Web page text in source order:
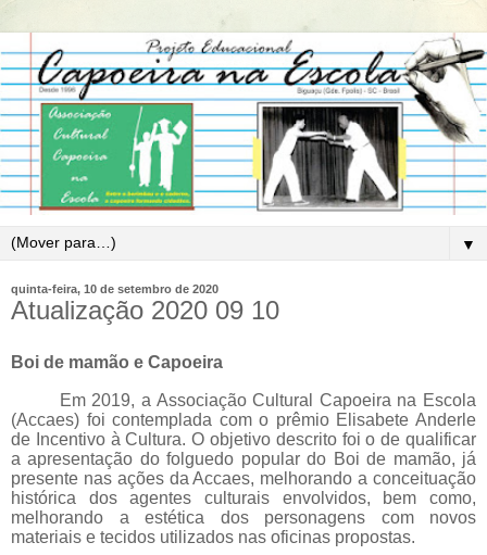
▼
quinta-feira, 10 de setembro de 2020
Atualização 2020 09 10
Boi de mamão e Capoeira
Em 2019, a Associação Cultural Capoeira na Escola
(Accaes) foi contemplada com o prêmio Elisabete Anderle
de Incentivo à Cultura. O objetivo descrito foi o de qualificar
a apresentação do folguedo popular do Boi de mamão, já
presente nas ações da Accaes, melhorando a conceituação
histórica dos agentes culturais envolvidos, bem como,
melhorando a estética dos personagens com novos
materiais e tecidos utilizados nas oficinas propostas.